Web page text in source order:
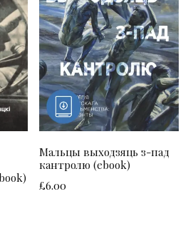
Мальцы выходзяць з-пад
кантролю (ebook)
£6.00